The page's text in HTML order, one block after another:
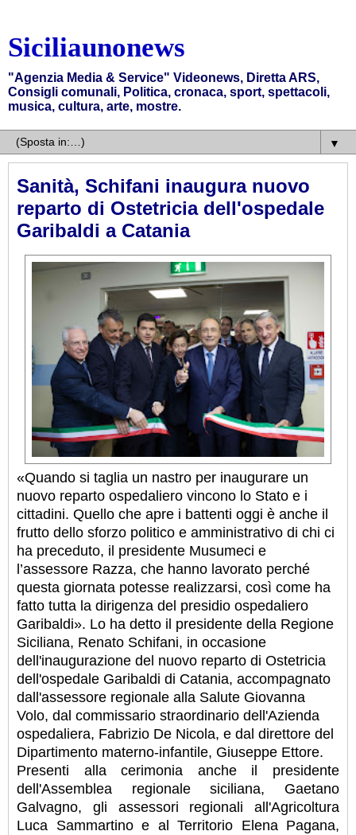
Siciliaunonews
"Agenzia Media & Service" Videonews, Diretta ARS,
Consigli comunali, Politica, cronaca, sport, spettacoli,
musica, cultura, arte, mostre.
▼
Sanità, Schifani inaugura nuovo
reparto di Ostetricia dell'ospedale
Garibaldi a Catania
«Quando si taglia un nastro per inaugurare un
nuovo reparto ospedaliero vincono lo Stato e i
cittadini. Quello che apre i battenti oggi è anche il
frutto dello sforzo politico e amministrativo di chi ci
ha preceduto, il presidente Musumeci e
l’assessore Razza, che hanno lavorato perché
questa giornata potesse realizzarsi, così come ha
fatto tutta la dirigenza del presidio ospedaliero
Garibaldi». Lo ha detto il presidente della Regione
Siciliana, Renato Schifani, in occasione
dell'inaugurazione del nuovo reparto di Ostetricia
dell'ospedale Garibaldi di Catania, accompagnato
dall'assessore regionale alla Salute Giovanna
Volo, dal commissario straordinario dell'Azienda
ospedaliera, Fabrizio De Nicola, e dal direttore del
Dipartimento materno-infantile, Giuseppe Ettore.
Presenti alla cerimonia anche il presidente
dell'Assemblea regionale siciliana, Gaetano
Galvagno, gli assessori regionali all'Agricoltura
Luca Sammartino e al Territorio Elena Pagana,